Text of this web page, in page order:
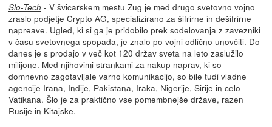
Slo-Tech - V švicarskem mestu Zug je med drugo svetovno vojno
zraslo podjetje Crypto AG, specializirano za šifrirne in dešifrirne
napreave. Ugled, ki si ga je pridobilo prek sodelovanja z zavezniki
v času svetovnega spopada, je znalo po vojni odlično unovčiti. Do
danes je s prodajo v več kot 120 držav sveta na leto zaslužilo
milijone. Med njihovimi strankami za nakup naprav, ki so
domnevno zagotavljale varno komunikacijo, so bile tudi vladne
agencije Irana, Indije, Pakistana, Iraka, Nigerije, Sirije in celo
Vatikana. Šlo je za praktično vse pomembnejše države, razen
Rusije in Kitajske.